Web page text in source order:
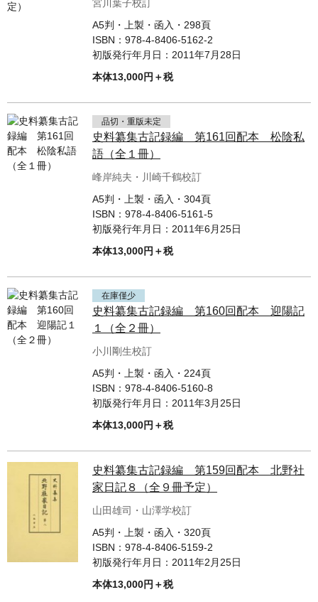
宮川葉子校訂
A5判・上製・函入・298頁
ISBN： 978-4-8406-5162-2
初版発行年月日： 2011年7月28日
本体13,000円＋税
品切・重版未定
史料纂集古記録編 第161回配本 松陰私
語（全１冊）
峰岸純夫・川崎千鶴校訂
A5判・上製・函入・304頁
ISBN： 978-4-8406-5161-5
初版発行年月日： 2011年6月25日
本体13,000円＋税
在庫僅少
史料纂集古記録編 第160回配本 迎陽記
１（全２冊）
小川剛生校訂
A5判・上製・函入・224頁
ISBN： 978-4-8406-5160-8
初版発行年月日： 2011年3月25日
本体13,000円＋税
史料纂集古記録編 第159回配本 北野社
家日記８（全９冊予定）
山田雄司・山澤学校訂
A5判・上製・函入・320頁
ISBN： 978-4-8406-5159-2
初版発行年月日： 2011年2月25日
本体13,000円＋税